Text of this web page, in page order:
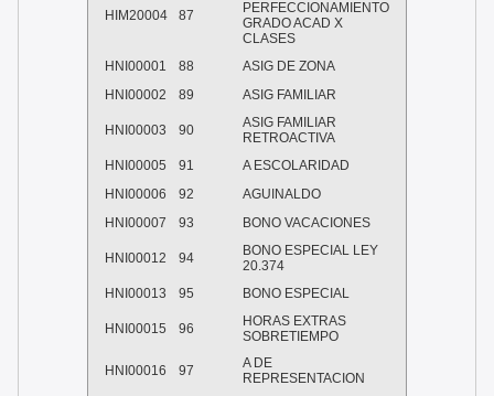
HIM20004 87
PERFECCIONAMIENTO
GRADO ACAD X
CLASES
HNI00001
88
ASIG DE ZONA
HNI00002
89 ASIG FAMILIAR
HNI00003 90
ASIG FAMILIAR
RETROACTIVA
HNI00005
91
A ESCOLARIDAD
HNI00006
92
AGUINALDO
HNI00007
93 BONO VACACIONES
HNI00012 94
BONO ESPECIAL LEY
20.374
HNI00013
95 BONO ESPECIAL
HNI00015 96
HORAS EXTRAS
SOBRETIEMPO
HNI00016 97
A DE
REPRESENTACION